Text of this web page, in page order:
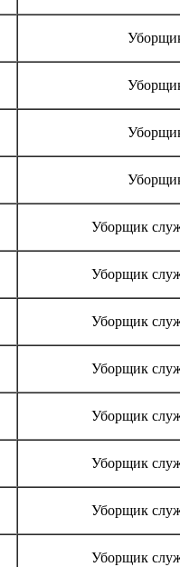
Уборщик
Уборщик
Уборщик
Уборщик
Уборщик
Уборщик
Уборщик
Уборщик